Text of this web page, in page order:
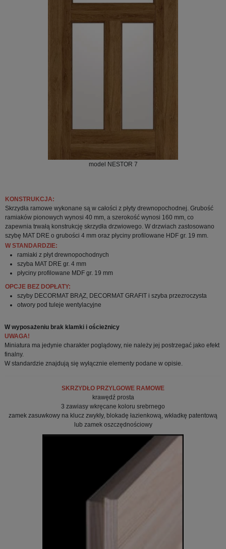
model NESTOR 7
KONSTRUKCJA:
Skrzydła ramowe wykonane są w całości z płyty drewnopochodnej. Grubość
ramiaków pionowych wynosi 40 mm, a szerokość wynosi 160 mm, co
zapewnia trwałą konstrukcję skrzydła drzwiowego. W drzwiach zastosowano
szybę MAT DRE o grubości 4 mm oraz płyciny profilowane HDF gr. 19 mm.
W STANDARDZIE:
ramiaki z płyt drewnopochodnych
szyba MAT DRE gr. 4 mm
płyciny profilowane MDF gr. 19 mm
OPCJE BEZ DOPŁATY:
szyby DECORMAT BRĄZ, DECORMAT GRAFIT i szyba przezroczysta
otwory pod tuleje wentylacyjne
W wyposażeniu brak klamki i ościeżnicy
UWAGA!
Miniatura ma jedynie charakter poglądowy, nie należy jej postrzegać jako efekt
finalny.
W standardzie znajdują się wyłącznie elementy podane w opisie.
SKRZYDŁO PRZYLGOWE RAMOWE
krawędź prosta
3 zawiasy wkręcane koloru srebrnego
zamek zasuwkowy na klucz zwykły, blokadę łazienkową, wkładkę patentową
lub zamek oszczędnościowy